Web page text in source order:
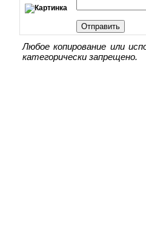
Любое копирование или
категорически запрещено.